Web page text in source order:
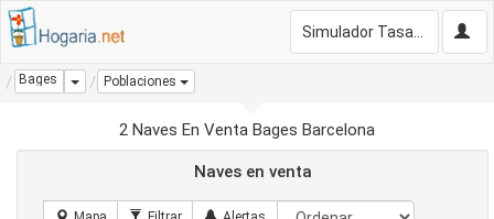
Bages Dropdown
Poblaciones
2 Naves En Venta Bages Barcelona
Naves en venta